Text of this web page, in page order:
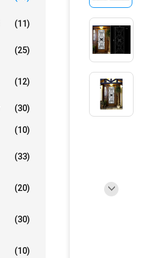
(11)
(25)
(12)
(30)
(10)
(33)
(20)
(30)
(10)